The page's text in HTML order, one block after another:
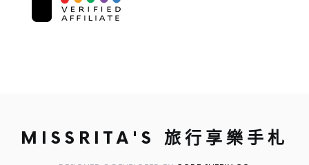
MISSRITA'S 旅行享樂手札